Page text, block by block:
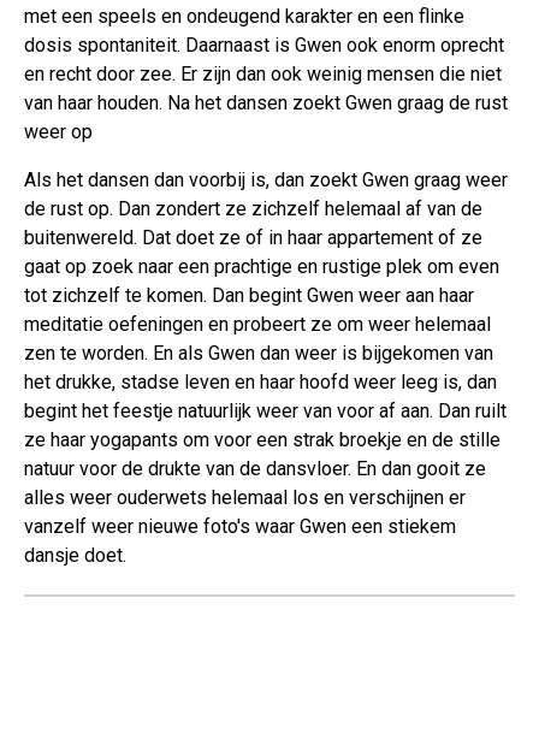
met een speels en ondeugend karakter en een flinke
dosis spontaniteit. Daarnaast is Gwen ook enorm oprecht
en recht door zee. Er zijn dan ook weinig mensen die niet
van haar houden. Na het dansen zoekt Gwen graag de rust
weer op
Als het dansen dan voorbij is, dan zoekt Gwen graag weer
de rust op. Dan zondert ze zichzelf helemaal af van de
buitenwereld. Dat doet ze of in haar appartement of ze
gaat op zoek naar een prachtige en rustige plek om even
tot zichzelf te komen. Dan begint Gwen weer aan haar
meditatie oefeningen en probeert ze om weer helemaal
zen te worden. En als Gwen dan weer is bijgekomen van
het drukke, stadse leven en haar hoofd weer leeg is, dan
begint het feestje natuurlijk weer van voor af aan. Dan ruilt
ze haar yogapants om voor een strak broekje en de stille
natuur voor de drukte van de dansvloer. En dan gooit ze
alles weer ouderwets helemaal los en verschijnen er
vanzelf weer nieuwe foto's waar Gwen een stiekem
dansje doet.